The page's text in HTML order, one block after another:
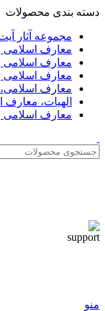
دسته بندی محصولات
مجموعه آثار
معارف اسلامی
معارف
معارف اسلامی
معارف
الهیات، معارف
معارف اسلامی
منو